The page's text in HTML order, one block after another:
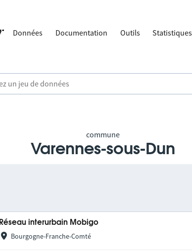
Données Documentation Outils Statistiques
commune
Varennes-sous-Dun
Réseau interurbain Mobigo
Bourgogne-Franche-Comté